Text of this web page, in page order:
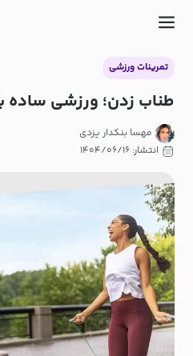
تمرینات ورزشی
طناب زدن؛ ورزشی ساده
مهسا بنکدار یزدی
انتشار: ۱۴۰۴/۰۶/۱۶